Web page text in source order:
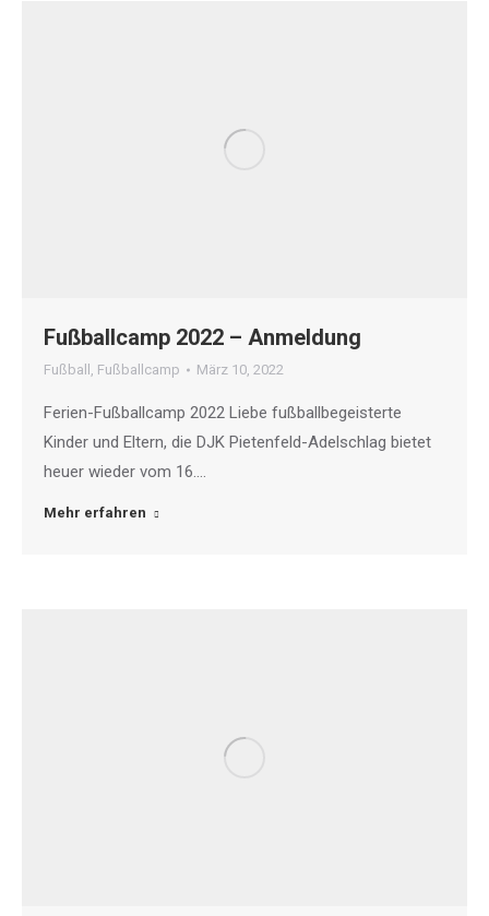
Fußballcamp 2022 – Anmeldung
Fußball , Fußballcamp März 10, 2022
Ferien-Fußballcamp 2022 Liebe fußballbegeisterte
Kinder und Eltern, die DJK Pietenfeld-Adelschlag bietet
heuer wieder vom 16.…
Mehr erfahren